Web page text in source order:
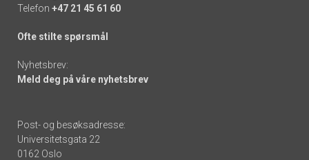
Telefon +47 21 45 61 60
Ofte stilte spørsmål
Nyhetsbrev:
Meld deg på våre nyhetsbrev
Post- og besøksadresse:
Universitetsgata 22
0162 Oslo